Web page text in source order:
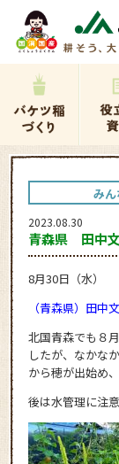
み
2023.08.30
青森県 田中
8月30日（水）
（青森県）田中
北国青森でも８
したが、なかな
から穂が出始め
後は水管理に注